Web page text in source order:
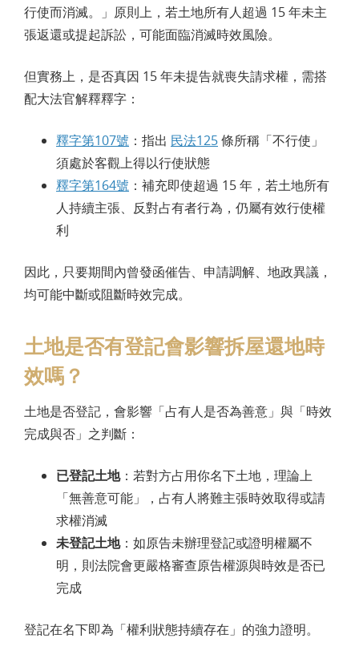
行使而消滅。」原則上，若土地所有人超過 15 年未主
張返還或提起訴訟，可能面臨消滅時效風險。
但實務上，是否真因 15 年未提告就喪失請求權，需搭
配大法官解釋釋字：
釋字第107號 ：指出 民法125條所稱「不行使」
須處於客觀上得以行使狀態
釋字第164號 ：補充即使超過 15 年，若土地所有
人持續主張、反對占有者行為，仍屬有效行使權
利
因此，只要期間內曾發函催告、申請調解、地政異議，
均可能中斷或阻斷時效完成。
土地是否有登記會影響拆屋還地時
效嗎？
土地是否登記，會影響「占有人是否為善意」與「時效
完成與否」之判斷：
已登記土地：若對方占用你名下土地，理論上
「無善意可能」，占有人將難主張時效取得或請
求權消滅
未登記土地：如原告未辦理登記或證明權屬不
明，則法院會更嚴格審查原告權源與時效是否已
完成
登記在名下即為「權利狀態持續存在」的強力證明。